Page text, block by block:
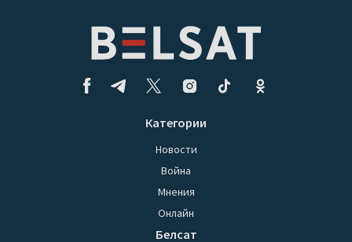
Категории
Новости
Война
Мнения
Онлайн
Белсат